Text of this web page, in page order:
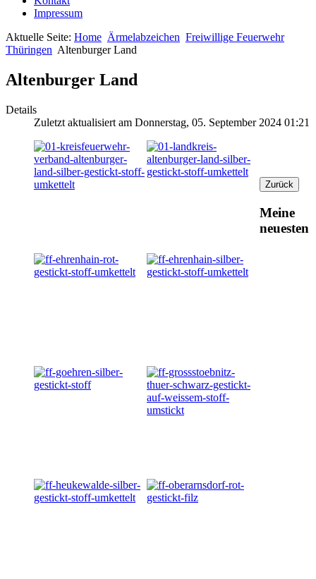
Impressum
Aktuelle Seite: Home Ärmelabzeichen Freiwillige Feuerwehr
Thüringen Altenburger Land
Altenburger Land
Details
Zuletzt aktualisiert am Donnerstag, 05. September 2024 01:21
Meine
neuesten